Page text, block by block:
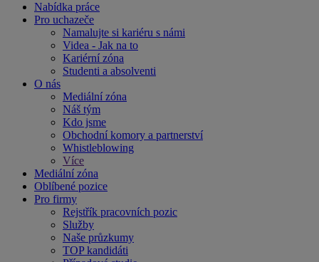
Nabídka práce
Pro uchazeče
Namalujte si kariéru s námi
Videa - Jak na to
Kariérní zóna
Studenti a absolventi
O nás
Mediální zóna
Náš tým
Kdo jsme
Obchodní komory a partnerství
Whistleblowing
Více
Mediální zóna
Oblíbené pozice
Pro firmy
Rejstřík pracovních pozic
Služby
Naše průzkumy
TOP kandidáti